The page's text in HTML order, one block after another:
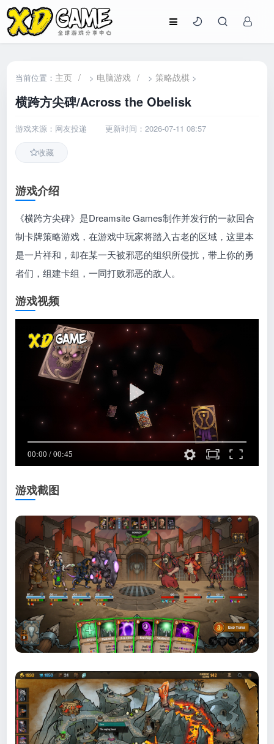
当前位置： 主页 / > 电脑游戏 / >策略战棋 >
横跨方尖碑/Across the Obelisk
游戏来源：网友投递 更新时间：2026-07-11 08:57
收藏
游戏介绍
《横跨方尖碑》是Dreamsite Games制作并发行的一款回合
制卡牌策略游戏，在游戏中玩家将踏入古老的区域，这里本
是一片祥和，却在某一天被邪恶的组织所侵扰，带上你的勇
者们，组建卡组，一同打败邪恶的敌人。
游戏视频
游戏截图